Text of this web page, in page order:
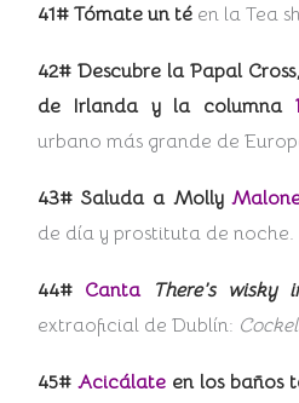
41# Tómate un téen la Tea
42# Descubre la Papal
de Irlanda y la columna
urbano más grande de
43# Saluda a Molly
de día y prostituta de noche.
44# Canta There’s wisky
extraoficial de Dublín:
45# Acicálateen los baños